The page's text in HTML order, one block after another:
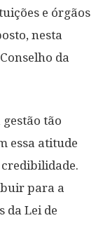
e órgãos
nesta
da
tão
essa atitude
para a
da Lei de